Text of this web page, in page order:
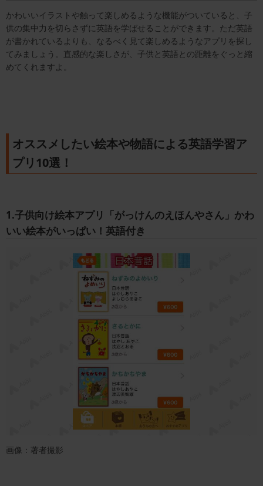
かわいいイラストや触って楽しめるような機能がついていると、子
供の集中力を切らさずに英語を学ばせることができます。ただ英語
が書かれているよりも、なるべく見て楽しめるようなアプリを探し
てみましょう。直感的な楽しさが、子供と英語との距離をぐっと縮
めてくれますよ。
オススメしたい絵本や物語による英語学習ア
プリ10選！
1.子供向け絵本アプリ「がっけんのえほんやさん」かわ
いい絵本がいっぱい！英語付き
画像：著者撮影